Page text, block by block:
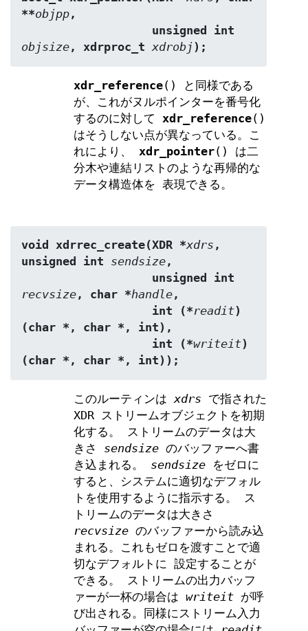
**objpp,
objsize, xdrproc_t xdrobj );
xdr_reference() と同様である
が、これがヌルポインターを番号化
するのに対して xdr_reference()
はそうしない点が異なっている。こ
れにより、 xdr_pointer() は二
分木や連結リストのような再帰的な
データ構造体を 表現できる。
void xdrrec_create(XDR *xdrs ,
unsigned int sendsize,
recvsize, char *handle,
                   int (*
readit)
(char *, char *, int),
                   int (*
writeit)
(char *, char *, int));
このルーティンはxdrs で指された
XDR ストリームオブジェクトを初期
化する。 ストリームのデータは大
きさ sendsizeのバッファーへ書
き込まれる。 sendsizeをゼロに
すると、システムに適切なデフォル
トを使用するように指示する。 ス
トリームのデータは大きさ
recvsizeのバッファーから読み込
まれる。これもゼロを渡すことで適
切なデフォルトに 設定することが
できる。 ストリームの出力バッフ
ァーが一杯の場合は writeitが呼
び出される。同様にストリーム入力